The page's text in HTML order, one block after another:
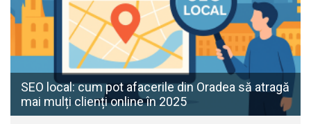
SEO local: cum pot afacerile din Oradea să atragă
mai mulți clienți online în 2025